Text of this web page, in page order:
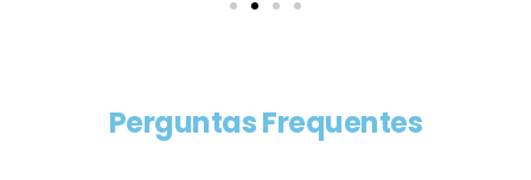
Perguntas Frequentes